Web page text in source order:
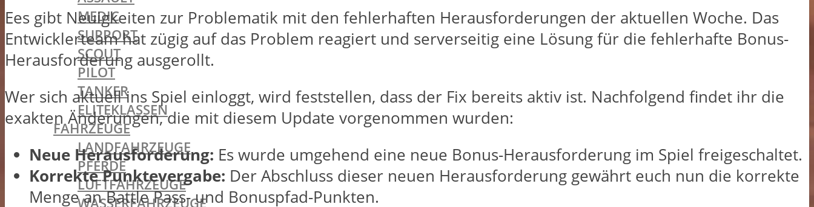
MEDIC
SUPPORT
SCOUT
PILOT
TANKER
ELITEKLASSEN
FAHRZEUGE
LANDFAHRZEUGE
PFERDE
LUFTFAHRZEUGE
Ees gibt Neuigkeiten zur Problematik mit den fehlerhaften Herausforderungen der aktuellen Woche. Das
Entwicklerteam hat zügig auf das Problem reagiert und serverseitig eine Lösung für die fehlerhafte Bonus-
Herausforderung ausgerollt.
Wer sich aktuell ins Spiel einloggt, wird feststellen, dass der Fix bereits aktiv ist. Nachfolgend findet ihr die
exakten Änderungen, die mit diesem Update vorgenommen wurden:
Neue Herausforderung: Es wurde umgehend eine neue Bonus-Herausforderung im Spiel freigeschaltet.
Korrekte Punktevergabe: Der Abschluss dieser neuen Herausforderung gewährt euch nun die korrekte
Menge an Battle Pass- und Bonuspfad-Punkten.